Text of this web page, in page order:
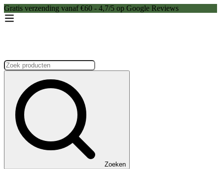
Gratis verzending vanaf €60 - 4,7/5 op Google Reviews
Zoeken:
Zoeken